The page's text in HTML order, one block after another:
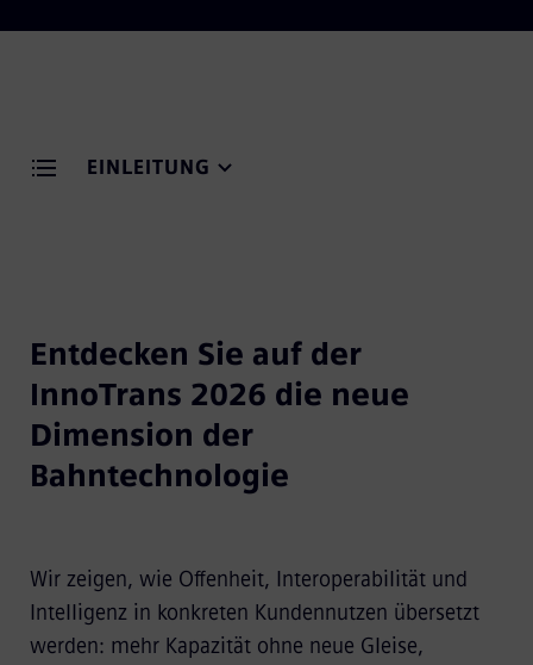
EINLEITUNG
Entdecken Sie auf der
InnoTrans 2026 die neue
Dimension der
Bahntechnologie
Wir zeigen, wie Offenheit, Interoperabilität und
Intelligenz in konkreten Kundennutzen übersetzt
werden: mehr Kapazität ohne neue Gleise,